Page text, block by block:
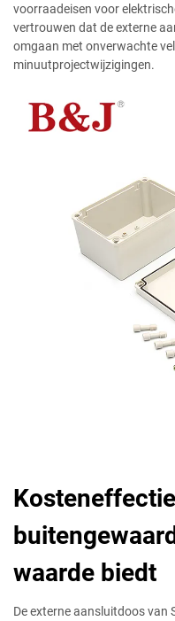
voorraadeisen voor
vertrouwen dat de externe
omgaan met onverwachte
minuutprojectwijzigingen.
waarde biedt
De externe aansluitdoos van